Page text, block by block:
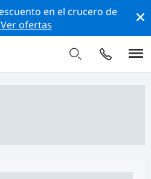
en el crucero de
Ver ofertas